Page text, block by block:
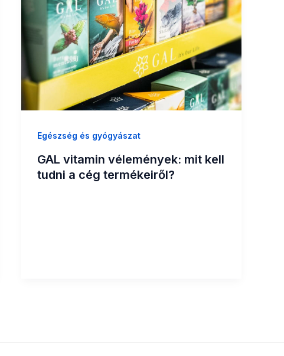
Egészség és gyógyászat
GAL vitamin vélemények: mit kell
tudni a cég termékeiről?